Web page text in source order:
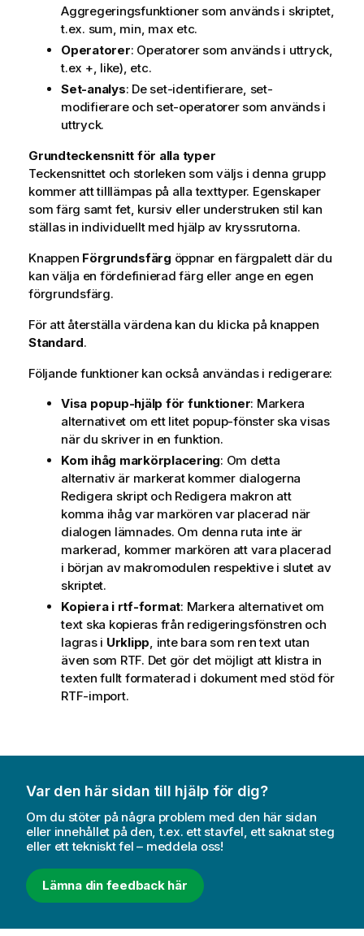
Aggregeringsfunktioner som används i skriptet,
t.ex. sum, min, max etc.
Operatorer: Operatorer som används i uttryck,
t.ex +, like), etc.
Set-analys: De set-identifierare, set-
modifierare och set-operatorer som används i
uttryck.
Grundteckensnitt för alla typer
Teckensnittet och storleken som väljs i denna grupp
kommer att tilllämpas på alla texttyper. Egenskaper
som färg samt fet, kursiv eller understruken stil kan
ställas in individuellt med hjälp av kryssrutorna.
Knappen Förgrundsfärg öppnar en färgpalett där du
kan välja en fördefinierad färg eller ange en egen
förgrundsfärg.
För att återställa värdena kan du klicka på knappen
Standard.
Följande funktioner kan också användas i redigerare:
Visa popup-hjälp för funktioner: Markera
alternativet om ett litet popup-fönster ska visas
när du skriver in en funktion.
Kom ihåg markörplacering: Om detta
alternativ är markerat kommer dialogerna
Redigera skript och Redigera makron att
komma ihåg var markören var placerad när
dialogen lämnades. Om denna ruta inte är
markerad, kommer markören att vara placerad
i början av makromodulen respektive i slutet av
skriptet.
Kopiera i rtf-format: Markera alternativet om
text ska kopieras från redigeringsfönstren och
lagras i Urklipp, inte bara som ren text utan
även som RTF. Det gör det möjligt att klistra in
texten fullt formaterad i dokument med stöd för
RTF-import.
Var den här sidan till hjälp för dig?
Om du stöter på några problem med den här sidan
eller innehållet på den, t.ex. ett stavfel, ett saknat steg
eller ett tekniskt fel – meddela oss!
Lämna din feedback här